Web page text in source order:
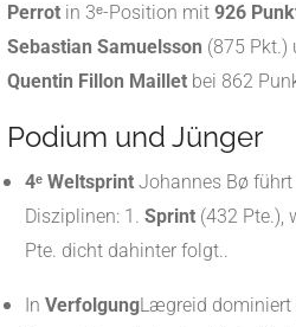
Perrot in 3ᵉ-Position mit 926
Sebastian Samuelsson (875 Pkt.)
Quentin Fillon Maillet bei 862
Podium und Jünger
4ᵉ Weltsprint Johannes Bø
Disziplinen: 1. Sprint (432 Pte.),
Pte. dicht dahinter folgt..
In VerfolgungLægreid dominiert